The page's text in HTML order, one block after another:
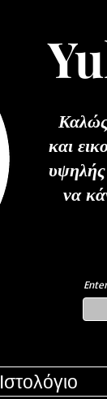
Καλώς
και
υψηλής
να
Ιστολόγιο